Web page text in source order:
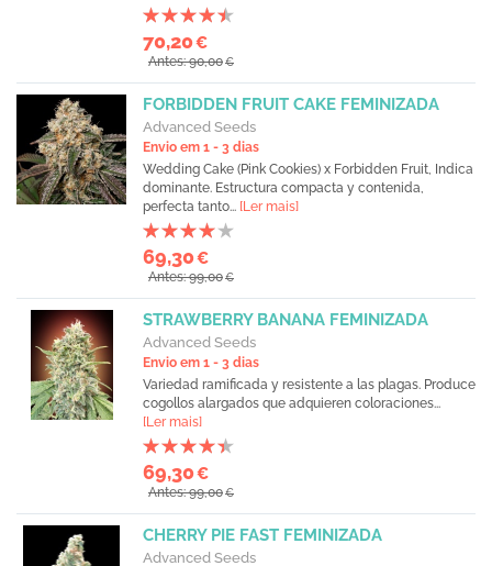
70,20€
Antes: 90,00€
FORBIDDEN FRUIT CAKE FEMINIZADA
Advanced Seeds
Envio em 1 - 3 dias
Wedding Cake (Pink Cookies) x Forbidden Fruit, Indica
dominante. Estructura compacta y contenida,
perfecta tanto... [Ler mais]
69,30€
Antes: 99,00€
STRAWBERRY BANANA FEMINIZADA
Advanced Seeds
Envio em 1 - 3 dias
Variedad ramificada y resistente a las plagas. Produce
cogollos alargados que adquieren coloraciones...
[Ler mais]
69,30€
Antes: 99,00€
CHERRY PIE FAST FEMINIZADA
Advanced Seeds